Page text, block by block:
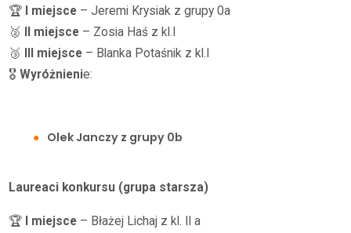
🏆 I miejsce – Jeremi Krysiak z grupy 0a
🥈
II miejsce – Zosia Haś z kl.I
🥉
III miejsce – Blanka Potaśnik z kl.I
🎖 Wyróżnienie:
Olek Janczy z grupy 0b
Laureaci konkursu (grupa starsza)
🏆 I miejsce – Błażej Lichaj z kl. II a